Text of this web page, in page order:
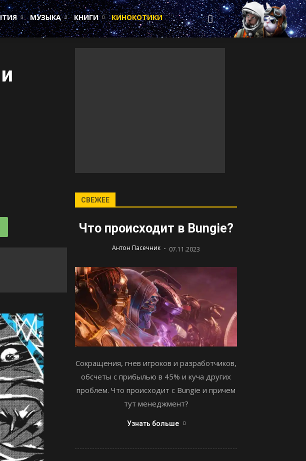
МУЗЫКА КНИГИ КИНОКОТИКИ
СВЕЖЕЕ
Что происходит в Bungie?
Антон Пасечник - 07.11.2023
Сокращения, гнев игроков и разработчиков,
обсчеты с прибылью в 45% и куча других
проблем. Что происходит с Bungie и причем
тут менеджмент?
Узнать больше